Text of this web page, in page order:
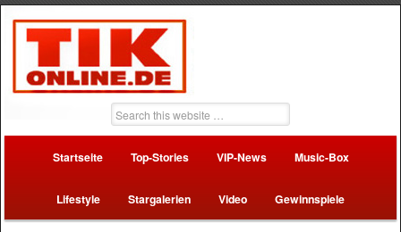
Startseite Top-Stories VIP-News Music-Box
Lifestyle Stargalerien Video Gewinnspiele